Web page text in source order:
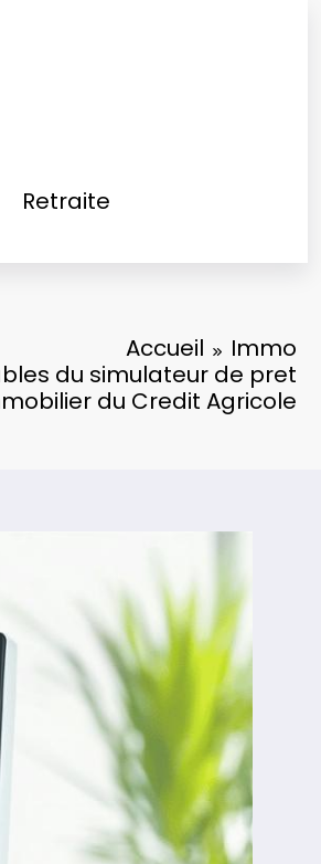
Retraite
Accueil
Immo
du simulateur de pret
du Credit Agricole